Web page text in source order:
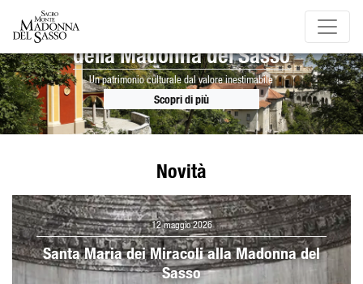
della Madonna del Sasso
Un patrimonio culturale dal valore inestimabile
Scopri di più
Novità
12 maggio 2026
Santa Maria dei Miracoli alla Madonna del
Sasso